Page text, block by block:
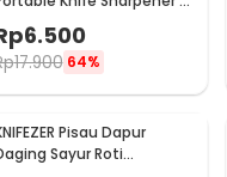
MDQ0016.500
17.900 64%
Pisau Dapur
Sayur Roti